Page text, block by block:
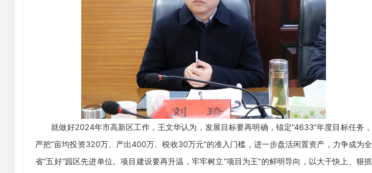
就做好2024年市高新区工作，王文华认为，发展目标要再明确，锚定“4633”年度目标任务，
严把“亩均投资320万、产出400万、税收30万元”的准入门槛，进一步盘活闲置资产，力争成为全
省“五好”园区先进单位。项目建设要再升温，牢牢树立“项目为王”的鲜明导向，以大干快上、狠抓